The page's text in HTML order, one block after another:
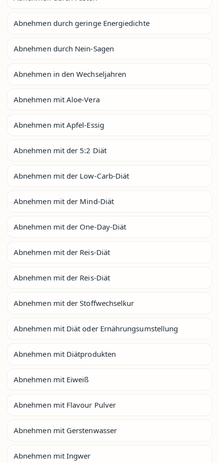
Abnehmen durch geringe Energiedichte
Abnehmen durch Nein-Sagen
Abnehmen in den Wechseljahren
Abnehmen mit Aloe-Vera
Abnehmen mit Apfel-Essig
Abnehmen mit der 5:2 Diät
Abnehmen mit der Low-Carb-Diät
Abnehmen mit der Mind-Diät
Abnehmen mit der One-Day-Diät
Abnehmen mit der Reis-Diät
Abnehmen mit der Reis-Diät
Abnehmen mit der Stoffwechselkur
Abnehmen mit Diät oder Ernährungsumstellung
Abnehmen mit Diätprodukten
Abnehmen mit Eiweiß
Abnehmen mit Flavour Pulver
Abnehmen mit Gerstenwasser
Abnehmen mit Ingwer